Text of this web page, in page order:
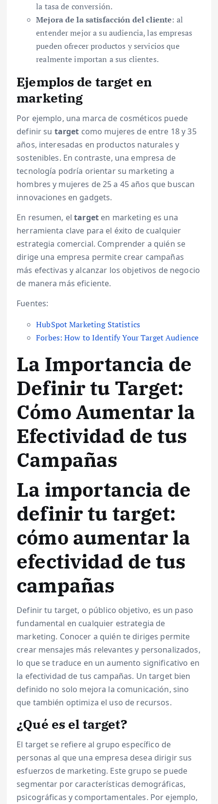
la tasa de conversión.
Mejora de la satisfacción del cliente: al
entender mejor a su audiencia, las empresas
pueden ofrecer productos y servicios que
realmente importan a sus clientes.
Ejemplos de target en
marketing
Por ejemplo, una marca de cosméticos puede
definir su target como mujeres de entre 18 y 35
años, interesadas en productos naturales y
sostenibles. En contraste, una empresa de
tecnología podría orientar su marketing a
hombres y mujeres de 25 a 45 años que buscan
innovaciones en gadgets.
En resumen, eltarget en marketing es una
herramienta clave para el éxito de cualquier
estrategia comercial. Comprender a quién se
dirige una empresa permite crear campañas
más efectivas y alcanzar los objetivos de negocio
de manera más eficiente.
Fuentes:
HubSpot Marketing Statistics
Forbes: How to Identify Your Target Audience
La Importancia de
Definir tu Target:
Cómo Aumentar la
Efectividad de tus
Campañas
La importancia de
definir tu target:
cómo aumentar la
efectividad de tus
campañas
Definir tu target, o público objetivo, es un paso
fundamental en cualquier estrategia de
marketing. Conocer a quién te diriges permite
crear mensajes más relevantes y personalizados,
lo que se traduce en un aumento significativo en
la efectividad de tus campañas. Un target bien
definido no solo mejora la comunicación, sino
que también optimiza el uso de recursos.
¿Qué es el target?
El target se refiere al grupo específico de
personas al que una empresa desea dirigir sus
esfuerzos de marketing. Este grupo se puede
segmentar por características demográficas,
psicográficas y comportamentales. Por ejemplo,